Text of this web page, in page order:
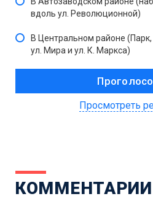
вдоль ул. Революционной)
В Центральном районе
ул. Мира и ул. К. Маркса)
Просмотреть
КОММЕНТАРИИ